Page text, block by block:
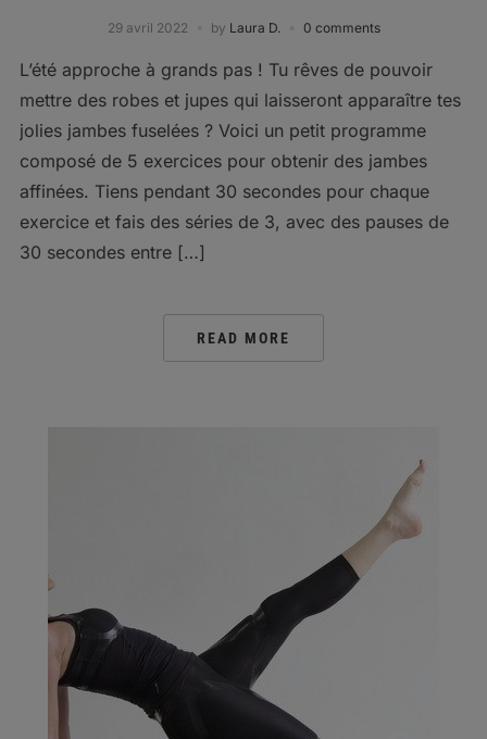
29 avril 2022 by Laura D. 0 comments
L’été approche à grands pas ! Tu rêves de pouvoir
mettre des robes et jupes qui laisseront apparaître tes
jolies jambes fuselées ? Voici un petit programme
composé de 5 exercices pour obtenir des jambes
affinées. Tiens pendant 30 secondes pour chaque
exercice et fais des séries de 3, avec des pauses de
30 secondes entre […]
READ MORE